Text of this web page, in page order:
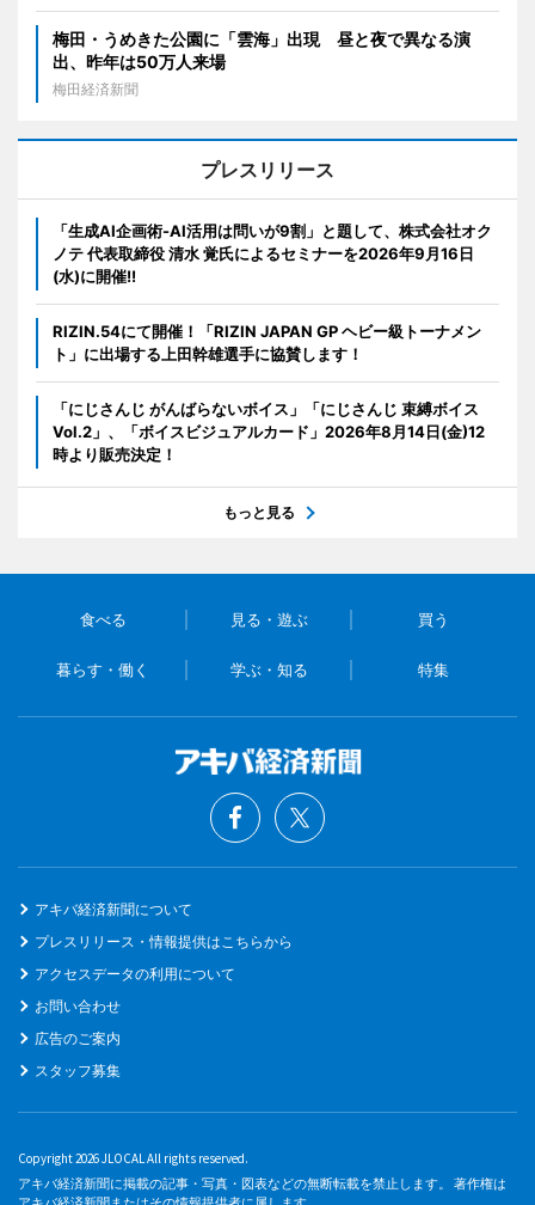
梅田・うめきた公園に「雲海」出現 昼と夜で異なる演
出、昨年は50万人来場
梅田経済新聞
プレスリリース
「生成AI企画術-AI活用は問いが9割」と題して、株式会社オク
ノテ 代表取締役 清水 覚氏によるセミナーを2026年9月16日
(水)に開催!!
RIZIN.54にて開催！「RIZIN JAPAN GP ヘビー級トーナメン
ト」に出場する上田幹雄選手に協賛します！
「にじさんじ がんばらないボイス」「にじさんじ 束縛ボイス
Vol.2」、「ボイスビジュアルカード」2026年8月14日(金)12
時より販売決定！
もっと見る
食べる 見る・遊ぶ 買う
暮らす・働く 学ぶ・知る 特集
アキバ経済新聞について
プレスリリース・情報提供はこちらから
アクセスデータの利用について
お問い合わせ
広告のご案内
スタッフ募集
Copyright 2026 JLOCAL All rights reserved.
アキバ経済新聞に掲載の記事・写真・図表などの無断転載を禁止します。 著作権は